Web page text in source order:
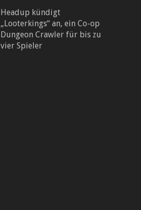
Headup kündigt
„Looterkings“ an, ein Co-op
Dungeon Crawler für bis zu
vier Spieler